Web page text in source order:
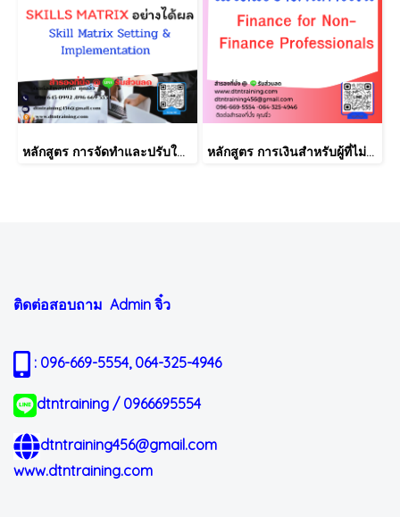
หลักสูตร การจัดทำและปรับใช้ SKILLS MATRIX อย่างได้ผล Skill Matrix Setting & Implementation หลักสูตร การเงินสำหรับผู้ที่ไม่ได้มีวิชาชีพด้านการเงิน (Finance for Non-Finance Professionals)
ติดต่อสอบถาม Admin จิ๋ว
: 096-669-5554, 064-325-4946
dtntraining / 0966695554
dtntraining456@gmail.com
www.dtntraining.com